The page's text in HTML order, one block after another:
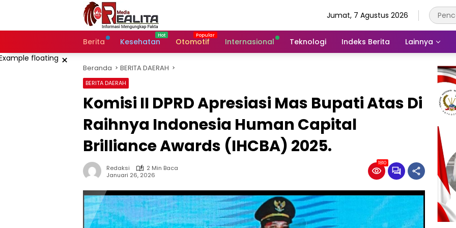
Jumat, 7 Agustus 2026
Berita Kesehatan Otomotif Internasional Teknologi Indeks Berita Lainnya
× Beranda BERITA DAERAH
BERITA DAERAH
Komisi II DPRD Apresiasi Mas Bupati Atas Di
Raihnya Indonesia Human Capital
Brilliance Awards (IHCBA) 2025.
Redaksi
2 Min Baca
Januari 26, 2026
1810